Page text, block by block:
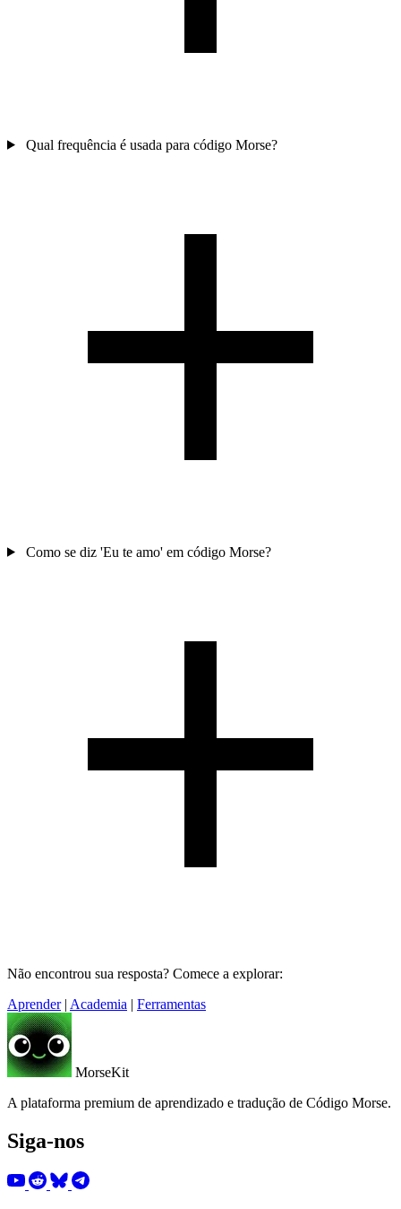
Qual frequência é usada para código Morse?
Como se diz 'Eu te amo' em código Morse?
Não encontrou sua resposta? Comece a explorar:
Aprender | Academia | Ferramentas
MorseKit
A plataforma premium de aprendizado e tradução de Código Morse.
Siga-nos